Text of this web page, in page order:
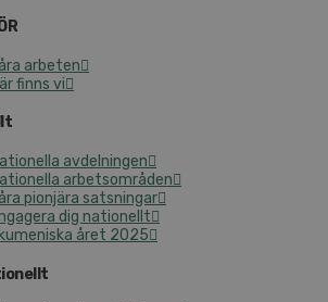
arbeten
finns vi
avdelningen
arbetsområden
pionjära satsningar
dig nationellt
året 2025